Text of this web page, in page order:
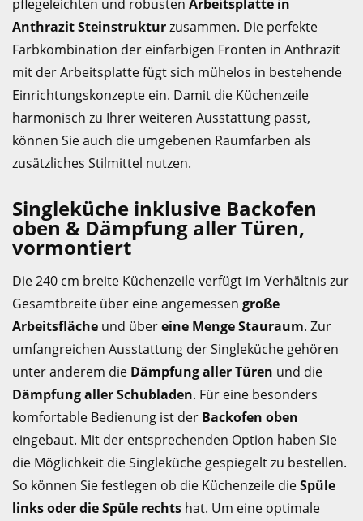
pflegeleichten und robusten Arbeitsplatte in
Anthrazit Steinstrukturzusammen. Die perfekte
Farbkombination der einfarbigen Fronten in Anthrazit
mit der Arbeitsplatte fügt sich mühelos in bestehende
Einrichtungskonzepte ein. Damit die Küchenzeile
harmonisch zu Ihrer weiteren Ausstattung passt,
können Sie auch die umgebenen Raumfarben als
zusätzliches Stilmittel nutzen.
Singleküche inklusive Backofen
oben & Dämpfung aller Türen,
vormontiert
Die 240 cm breite Küchenzeile verfügt im Verhältnis zur
Gesamtbreite über eine angemessen große
Arbeitsfläche und übereine Menge Stauraum. Zur
umfangreichen Ausstattung der Singleküche gehören
unter anderem die Dämpfung aller Türen und die
Dämpfung aller Schubladen. Für eine besonders
komfortable Bedienung ist der Backofen oben
eingebaut. Mit der entsprechenden Option haben Sie
die Möglichkeit die Singleküche gespiegelt zu bestellen.
So können Sie festlegen ob die Küchenzeile dieSpüle
links oder die Spüle rechts hat. Um eine optimale